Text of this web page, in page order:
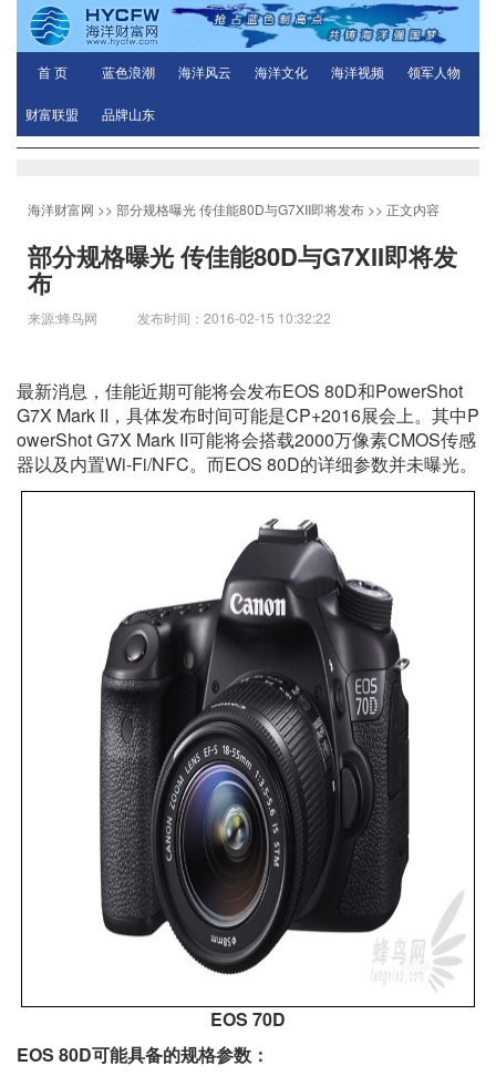
首 页 蓝色浪潮 海洋风云 海洋文化 海洋视频 领军人物
财富联盟 品牌山东
海洋财富网 >> 部分规格曝光 传佳能80D与G7XII即将发布 >> 正文内容
部分规格曝光 传佳能80D与G7XII即将发
布
来源:蜂鸟网 发布时间：2016-02-15 10:32:22
最新消息，佳能近期可能将会发布EOS 80D和PowerShot
G7X Mark II，具体发布时间可能是CP+2016展会上。其中P
owerShot G7X Mark II可能将会搭载2000万像素CMOS传感
器以及内置Wi-Fi/NFC。而EOS 80D的详细参数并未曝光。
EOS 70D
EOS 80D可能具备的规格参数：